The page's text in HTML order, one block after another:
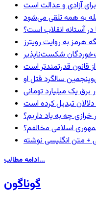
آزادی و عدالت است
به همه تلقی می‌شود
در آستانه انقلاب است؟
هرمز به روایت رویترز
شکست‌ناپذیر
قانون قدرتمندتر است
سالگرد قتل او
یک میلیارد تومانی
تبدیل کرده است
خرازی چه به یاد داریم؟
اسلامی مخالفم؟
+ متن انگلیسی نوشته
ادامه مطالب...
گوناگون